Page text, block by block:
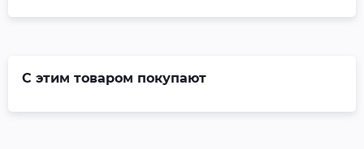
С этим товаром покупают